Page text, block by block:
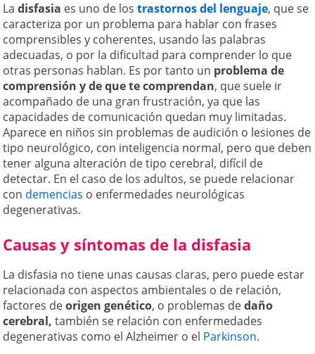
La disfasia es uno de los trastornos del lenguaje, que se
caracteriza por un problema para hablar con frases
comprensibles y coherentes, usando las palabras
adecuadas, o por la dificultad para comprender lo que
otras personas hablan. Es por tanto un problema de
comprensión y de que te comprendan, que suele ir
acompañado de una gran frustración, ya que las
capacidades de comunicación quedan muy limitadas.
Aparece en niños sin problemas de audición o lesiones de
tipo neurológico, con inteligencia normal, pero que deben
tener alguna alteración de tipo cerebral, difícil de
detectar. En el caso de los adultos, se puede relacionar
con demencias o enfermedades neurológicas
degenerativas.
Causas y síntomas de la disfasia
La disfasia no tiene unas causas claras, pero puede estar
relacionada con aspectos ambientales o de relación,
factores deorigen genético, o problemas dedaño
cerebral,también se relación con enfermedades
degenerativas como el Alzheimer o el Parkinson.